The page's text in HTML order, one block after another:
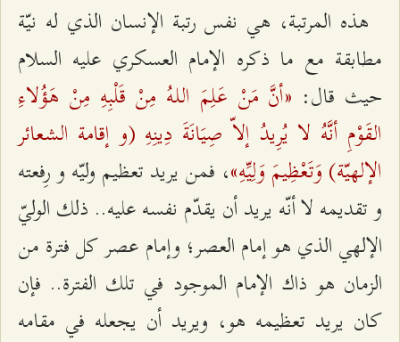
هذه المرتبة، هي نفس رتبة الإنسان الذي له نيّة
مطابقة مع ما ذكره الإمام العسكري عليه السلام
حيث قال: «أنَّ مَنْ عَلِمَ اللـهُ مِنْ قَلْبِهِ مِنْ هَؤُلاءِ
القَوْمِ أنَّهُ لا يُرِيدُ إلاّ صِيَانَةَ دِينِهِ (و إقامة الشعائر
الإلهيّة) وَتَعْظِيمَ وَلِيِّهِ»، فمن يريد تعظيم وليّه و رِفعته
و تقديمه لا أنّه يريد أن يقدّم نفسه عليه.. ذلك الوليّ
الإلهي الذي هو إمام العصر؛ وإمام عصر كل فترة من
الزمان هو ذاك الإمام الموجود في تلك الفترة.. فإن
كان يريد تعظيمه هو، ويريد أن يجعله في مقامه